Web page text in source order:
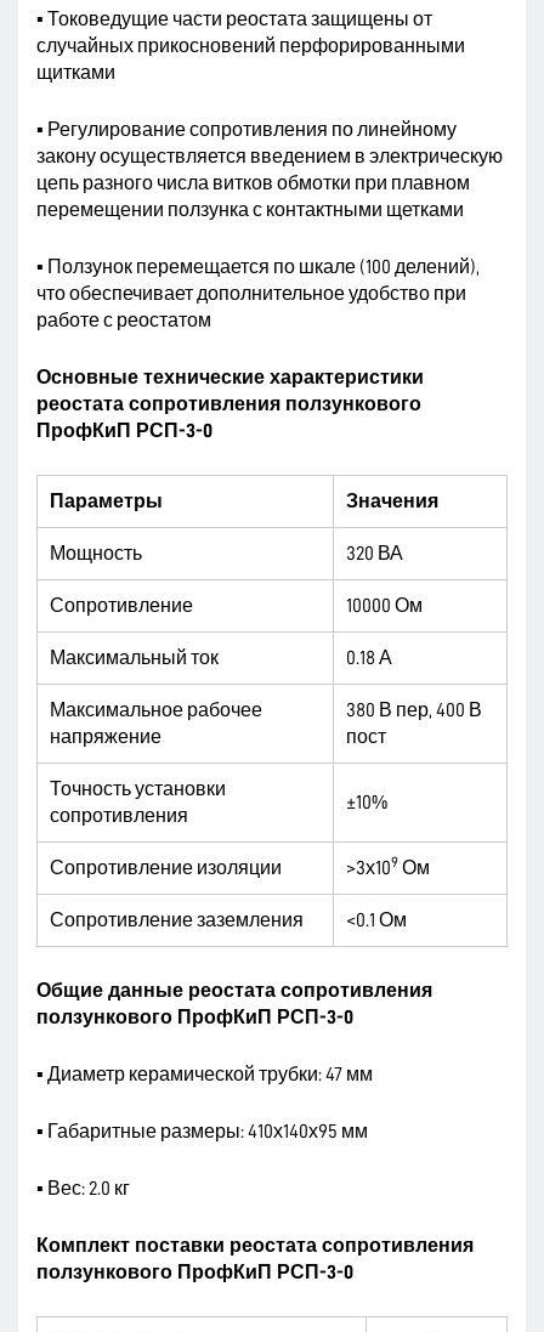
▪ Токоведущие части реостата защищены от
случайных прикосновений перфорированными
щитками
▪ Регулирование сопротивления по линейному
закону осуществляется введением в электрическую
цепь разного числа витков обмотки при плавном
перемещении ползунка с контактными щетками
▪ Ползунок перемещается по шкале (100 делений),
что обеспечивает дополнительное удобство при
работе с реостатом
Основные технические характеристики
реостата сопротивления ползункового
ПрофКиП РСП-3-0
Параметры Значения
Мощность 320 ВА
Сопротивление 10000 Ом
Максимальный ток 0.18 А
Максимальное рабочее
напряжение
380 В пер, 400 В
пост
Точность установки
сопротивления
±10%
Сопротивление изоляции >3х109 Ом
Сопротивление заземления <0.1 Ом
Общие данные реостата сопротивления
ползункового ПрофКиП РСП-3-0
▪ Диаметр керамической трубки: 47 мм
▪ Габаритные размеры: 410х140х95 мм
▪ Вес: 2.0 кг
Комплект поставки реостата сопротивления
ползункового ПрофКиП РСП-3-0